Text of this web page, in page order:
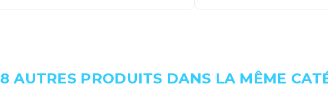
8 AUTRES PRODUITS DANS LA MÊME